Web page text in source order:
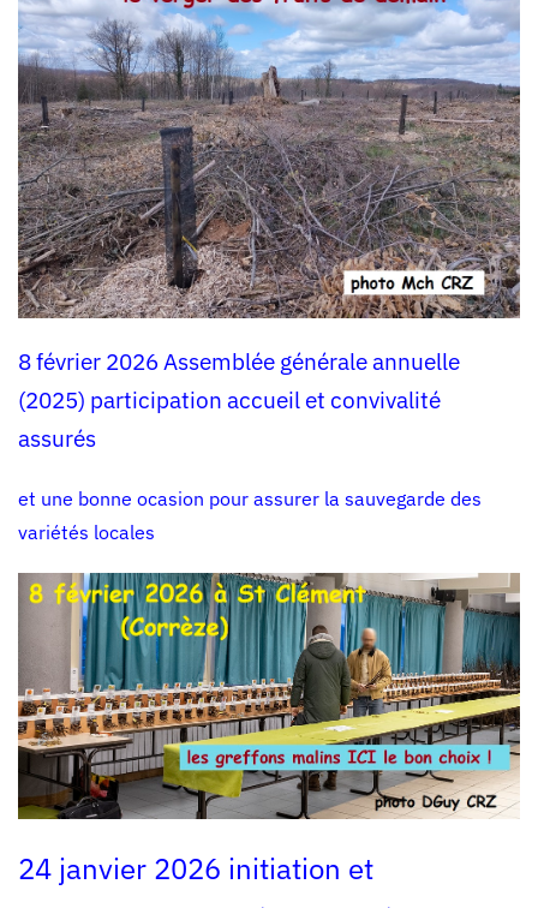
8 février 2026 Assemblée générale annuelle
(2025) participation accueil et convivalité
assurés
et une bonne ocasion pour assurer la sauvegarde des
variétés locales
24 janvier 2026 initiation et